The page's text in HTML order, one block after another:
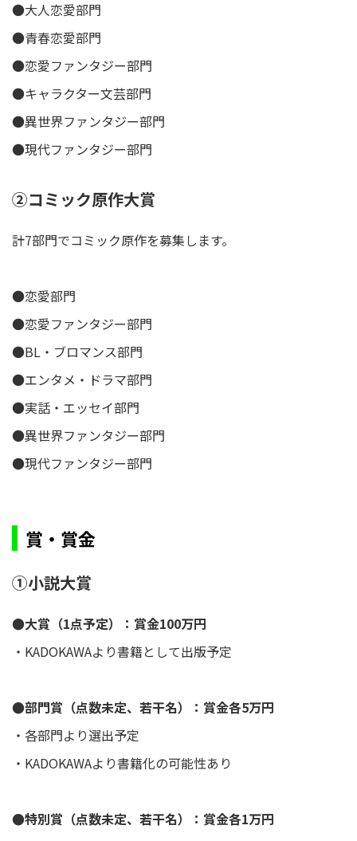
●大人恋愛部門
●青春恋愛部門
●恋愛ファンタジー部門
●キャラクター文芸部門
●異世界ファンタジー部門
●現代ファンタジー部門
②コミック原作大賞
計7部門でコミック原作を募集します。
●恋愛部門
●恋愛ファンタジー部門
●BL・ブロマンス部門
●エンタメ・ドラマ部門
●実話・エッセイ部門
●異世界ファンタジー部門
●現代ファンタジー部門
賞・賞金
①小説大賞
●大賞（1点予定）：賞金100万円
・KADOKAWAより書籍として出版予定
●部門賞（点数未定、若干名）：賞金各5万円
・各部門より選出予定
・KADOKAWAより書籍化の可能性あり
●特別賞（点数未定、若干名）：賞金各1万円